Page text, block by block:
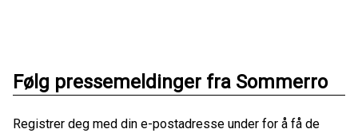
Følg pressemeldinger fra Sommerro
Registrer deg med din e-postadresse under for å få de